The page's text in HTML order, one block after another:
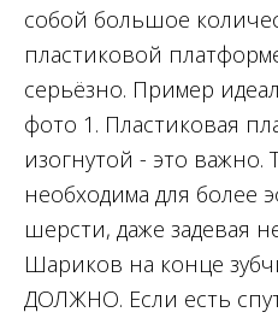
собой большое
пластиковой
серьёзно. Пример
фото 1. Пластиковая
изогнутой - это важно.
необходима для более
шерсти, даже задевая
Шариков на конце
ДОЛЖНО. Если есть